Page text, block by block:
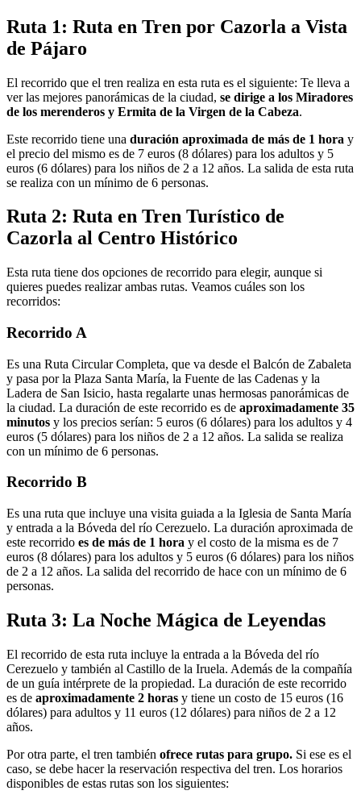
Ruta 1: Ruta en Tren por Cazorla a Vista
de Pájaro
El recorrido que el tren realiza en esta ruta es el siguiente: Te lleva a
ver las mejores panorámicas de la ciudad, se dirige a los Miradores
de los merenderos y Ermita de la Virgen de la Cabeza.
Este recorrido tiene una duración aproximada de más de 1 hora y
el precio del mismo es de 7 euros (8 dólares) para los adultos y 5
euros (6 dólares) para los niños de 2 a 12 años. La salida de esta ruta
se realiza con un mínimo de 6 personas.
Ruta 2: Ruta en Tren Turístico de
Cazorla al Centro Histórico
Esta ruta tiene dos opciones de recorrido para elegir, aunque si
quieres puedes realizar ambas rutas. Veamos cuáles son los
recorridos:
Recorrido A
Es una Ruta Circular Completa, que va desde el Balcón de Zabaleta
y pasa por la Plaza Santa María, la Fuente de las Cadenas y la
Ladera de San Isicio, hasta regalarte unas hermosas panorámicas de
la ciudad. La duración de este recorrido es de aproximadamente 35
minutos y los precios serían: 5 euros (6 dólares) para los adultos y 4
euros (5 dólares) para los niños de 2 a 12 años. La salida se realiza
con un mínimo de 6 personas.
Recorrido B
Es una ruta que incluye una visita guiada a la Iglesia de Santa María
y entrada a la Bóveda del río Cerezuelo. La duración aproximada de
este recorrido es de más de 1 hora y el costo de la misma es de 7
euros (8 dólares) para los adultos y 5 euros (6 dólares) para los niños
de 2 a 12 años. La salida del recorrido de hace con un mínimo de 6
personas.
Ruta 3: La Noche Mágica de Leyendas
El recorrido de esta ruta incluye la entrada a la Bóveda del río
Cerezuelo y también al Castillo de la Iruela. Además de la compañía
de un guía intérprete de la propiedad. La duración de este recorrido
es de aproximadamente 2 horas y tiene un costo de 15 euros (16
dólares) para adultos y 11 euros (12 dólares) para niños de 2 a 12
años.
Por otra parte, el tren también ofrece rutas para grupo. Si ese es el
caso, se debe hacer la reservación respectiva del tren. Los horarios
disponibles de estas rutas son los siguientes: